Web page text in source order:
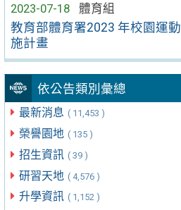
2023-07-18
體育組
教育部體育署2023 年校園運
施計畫
依公告類別彙總
最新消息 ( 11,453 )
榮譽園地 ( 135 )
招生資訊 ( 39 )
研習天地 ( 4,576 )
升學資訊 ( 1,152 )